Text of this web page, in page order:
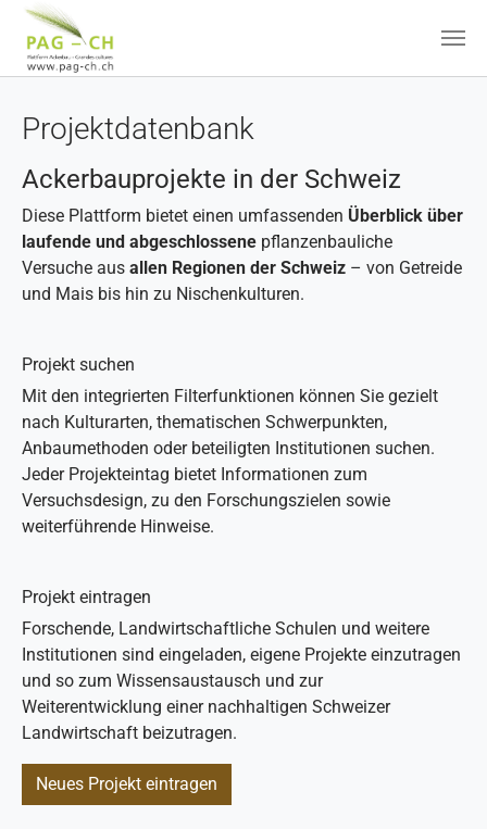
Projektdatenbank
Ackerbauprojekte in der Schweiz
Diese Plattform bietet einen umfassenden Überblick über
laufende und abgeschlossene pflanzenbauliche
Versuche aus allen Regionen der Schweiz – von Getreide
und Mais bis hin zu Nischenkulturen.
Projekt suchen
Mit den integrierten Filterfunktionen können Sie gezielt
nach Kulturarten, thematischen Schwerpunkten,
Anbaumethoden oder beteiligten Institutionen suchen.
Jeder Projekteintag bietet Informationen zum
Versuchsdesign, zu den Forschungszielen sowie
weiterführende Hinweise.
Projekt eintragen
Forschende, Landwirtschaftliche Schulen und weitere
Institutionen sind eingeladen, eigene Projekte einzutragen
und so zum Wissensaustausch und zur
Weiterentwicklung einer nachhaltigen Schweizer
Landwirtschaft beizutragen.
Neues Projekt eintragen